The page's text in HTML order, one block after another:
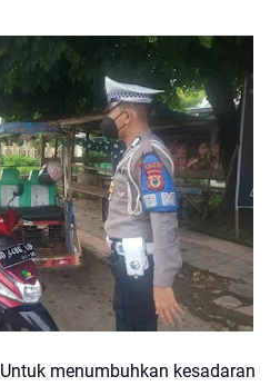
Untuk menumbuhkan kesadaran